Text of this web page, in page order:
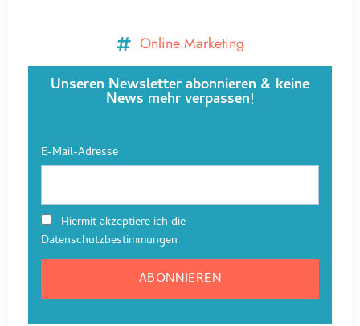
Online Marketing
Unseren Newsletter abonnieren & keine
News mehr verpassen!
E-Mail-Adresse
Hiermit akzeptiere ich die
Datenschutzbestimmungen